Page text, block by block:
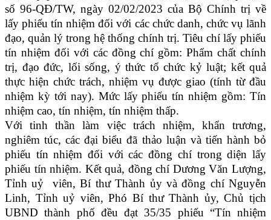
số 96-QĐ/TW, ngày 02/02/2023 của Bộ Chính trị về
lấy phiếu tín nhiệm đối với các chức danh, chức vụ lãnh
đạo, quản lý trong hệ thống chính trị. Tiêu chí lấy phiếu
tín nhiệm đối với các đồng chí gồm: Phẩm chất chính
trị, đạo đức, lối sống, ý thức tổ chức kỷ luật; kết quả
thực hiện chức trách, nhiệm vụ được giao (tính từ đầu
nhiệm kỳ tới nay). Mức lấy phiếu tín nhiệm gồm: Tín
nhiệm cao, tín nhiệm, tín nhiệm thấp.
Với tinh thần làm việc trách nhiệm, khẩn trương,
nghiêm túc, các đại biểu đã thảo luận và tiến hành bỏ
phiếu tín nhiệm đối với các đồng chí trong diện lấy
phiếu tín nhiệm. Kết quả, đồng chí Dương Văn Lượng,
Tỉnh uỷ viên, Bí thư Thành ủy và đồng chí Nguyễn
Linh, Tỉnh uỷ viên, Phó Bí thư Thành ủy, Chủ tịch
UBND thành phố đều đạt 35/35 phiếu “Tín nhiệm